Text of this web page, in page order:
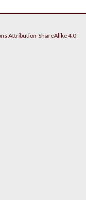
Attribution-ShareAlike 4.0